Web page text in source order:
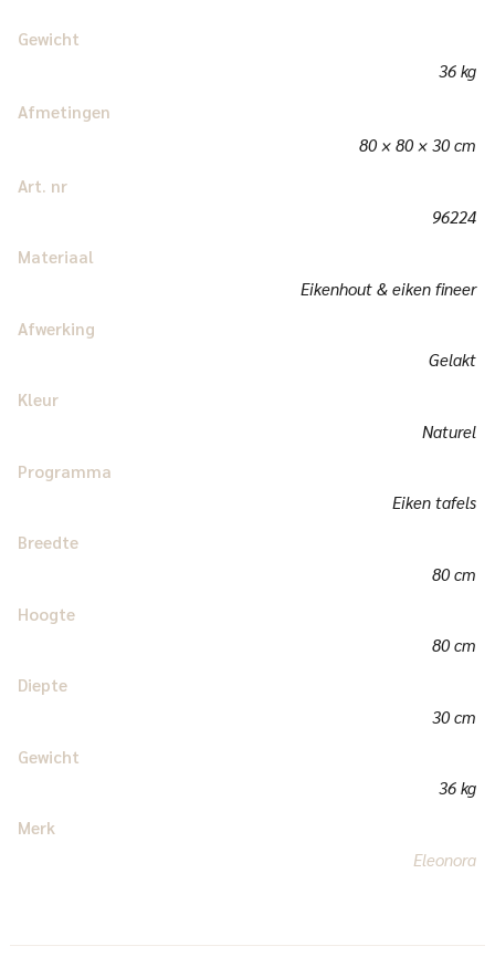
Gewicht
36 kg
Afmetingen
80 × 80 × 30 cm
Art. nr
96224
Materiaal
Eikenhout & eiken fineer
Afwerking
Gelakt
Kleur
Naturel
Programma
Eiken tafels
Breedte
80 cm
Hoogte
80 cm
Diepte
30 cm
Gewicht
36 kg
Merk
Eleonora